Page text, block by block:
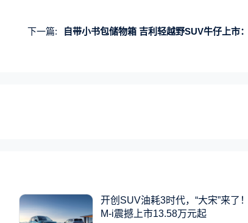
下一篇: 自带小书包储物箱 吉利轻越野SUV牛仔上市：限时仅8.99
开创SUV油耗3时代，“大宋”来了
M-i震撼上市13.58万元起